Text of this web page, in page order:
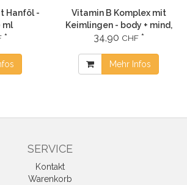
Hanföl -
ml
*
Vitamin B Komplex mit
Keimlingen - body + mind,
60 Kapseln
34,90 CHF*
Mehr Infos
SERVICE
Kontakt
Warenkorb